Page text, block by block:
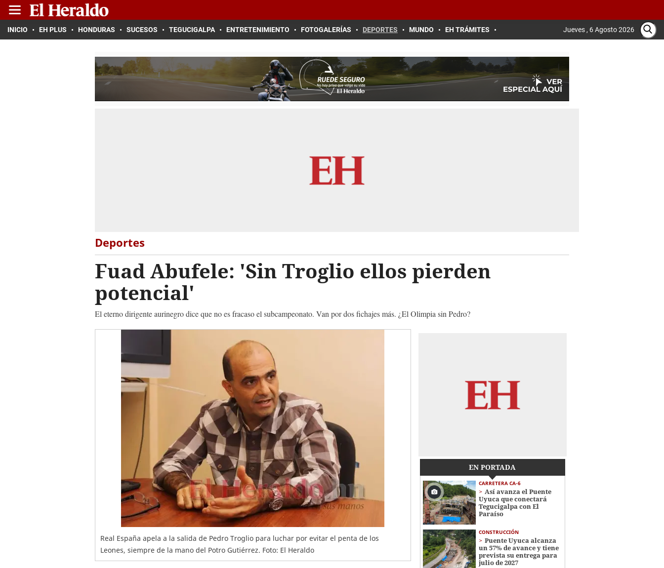
INICIO EH PLUS HONDURAS SUCESOS TEGUCIGALPA ENTRETENIMIENTO FOTOGALERÍAS DEPORTES MUNDO EH TRÁMITES Jueves , 6 Agosto 2026
Deportes
Fuad Abufele: 'Sin Troglio ellos pierden
potencial'
El eterno dirigente aurinegro dice que no es fracaso el subcampeonato. Van por dos fichajes más. ¿El Olimpia sin Pedro?
Real España apela a la salida de Pedro Troglio para luchar por evitar el penta de los
Leones, siempre de la mano del Potro Gutiérrez. Foto: El Heraldo
EN PORTADA
CARRETERA CA-6
Así avanza el Puente
Uyuca que conectará
Tegucigalpa con El
Paraíso
CONSTRUCCIÓN
Puente Uyuca alcanza
un 57% de avance y tiene
prevista su entrega para
julio de 2027